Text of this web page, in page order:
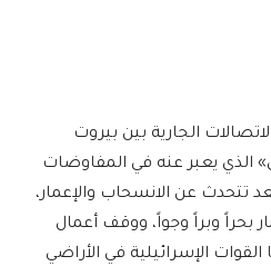
الجارية بين بيروت
الذي يعبر عنه في المفاوضات
تتحدث عن الانسحاب والإعمار،
بحراً وبراً وجواً، ووقف أعمال
الإسرائيلية في الأراضي